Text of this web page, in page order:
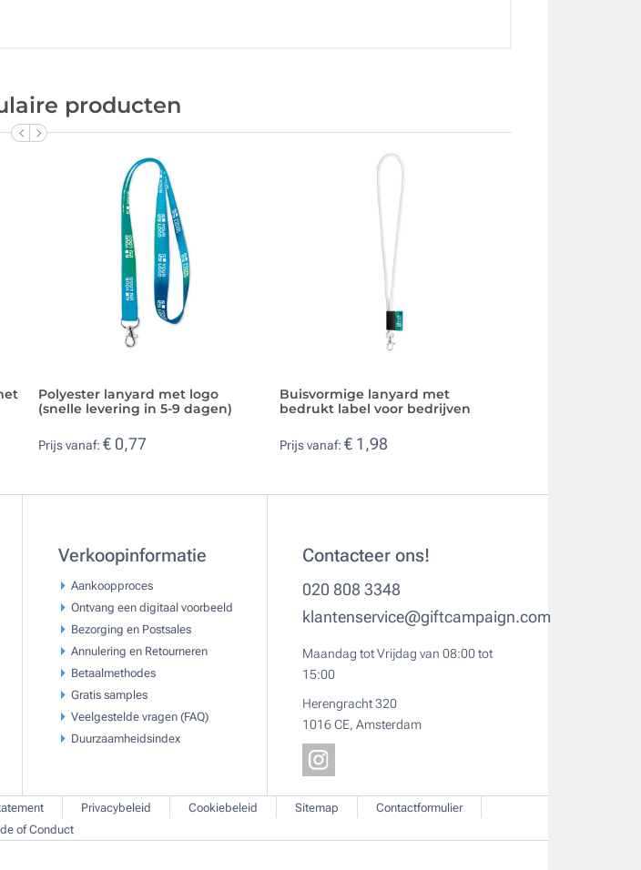
producten
Polyester lanyard met logo
(snelle levering in 5-9 dagen)
Prijs vanaf: € 0,77
Buisvormige lanyard met
bedrukt label voor bedrijven
Prijs vanaf: € 1,98
Verkoopinformatie
Aankoopproces
Ontvang een digitaal voorbeeld
Bezorging en Postsales
Annulering en Retourneren
Betaalmethodes
Gratis samples
Veelgestelde vragen (FAQ)
Duurzaamheidsindex
Contacteer ons!
020 808 3348
klantenservice@giftcampaign.com
Maandag tot Vrijdag van 08:00 tot
15:00
Herengracht 320
1016 CE, Amsterdam
Privacybeleid Cookiebeleid Sitemap
Contactformulier
of Conduct